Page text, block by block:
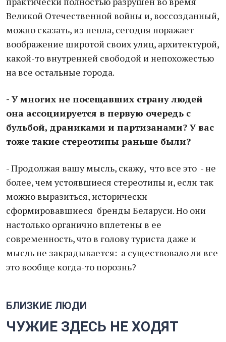
Великой Отечественной войны и, воссозданный,
можно сказать, из пепла, сегодня поражает
воображение широтой своих улиц, архитектурой,
какой-то внутренней свободой и непохожестью
на все остальные города.
- У многих не посещавших страну людей
она ассоциируется в первую очередь с
бульбой, драниками и партизанами? У вас
тоже такие стереотипы раньше были?
- Продолжая вашу мысль, скажу, что все это - не
более, чем устоявшиеся стереотипы и, если так
можно выразиться, исторически
сформировавшиеся бренды Беларуси. Но они
настолько органично вплетены в ее
современность, что в голову туриста даже и
мысль не закрадывается: а существовало ли все
это вообще когда-то порознь?
БЛИЗКИЕ ЛЮДИ
ЧУЖИЕ ЗДЕСЬ НЕ ХОДЯТ